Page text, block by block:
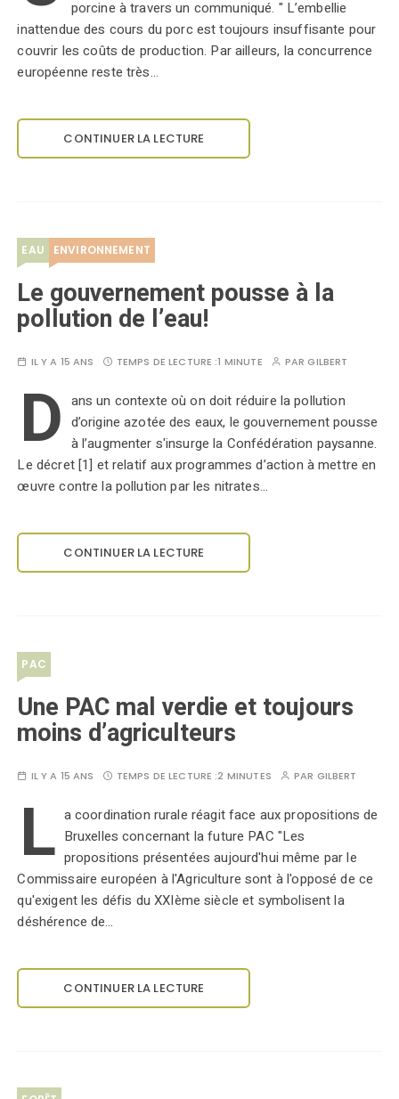
porcine à travers un communiqué. " L’embellie
inattendue des cours du porc est toujours insuffisante pour
couvrir les coûts de production. Par ailleurs, la concurrence
européenne reste très…
CONTINUER LA LECTURE
EAU ENVIRONNEMENT
Le gouvernement pousse à la
pollution de l’eau!
IL Y A 15 ANS TEMPS DE LECTURE :1 MINUTE PARGILBERT
D ans un contexte où on doit réduire la pollution
d’origine azotée des eaux, le gouvernement pousse
à l’augmenter s'insurge la Confédération paysanne.
Le décret [1] et relatif aux programmes d’action à mettre en
œuvre contre la pollution par les nitrates…
CONTINUER LA LECTURE
PAC
Une PAC mal verdie et toujours
moins d’agriculteurs
IL Y A 15 ANS TEMPS DE LECTURE :2 MINUTES PAR GILBERT
L a coordination rurale réagit face aux propositions de
Bruxelles concernant la future PAC "Les
propositions présentées aujourd'hui même par le
Commissaire européen à l'Agriculture sont à l'opposé de ce
qu'exigent les défis du XXIème siècle et symbolisent la
déshérence de…
CONTINUER LA LECTURE